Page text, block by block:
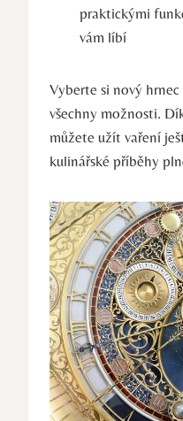
praktickými
vám líbí
Vyberte si nový
všechny možnosti.
můžete užít vaření
kulinářské příběhy